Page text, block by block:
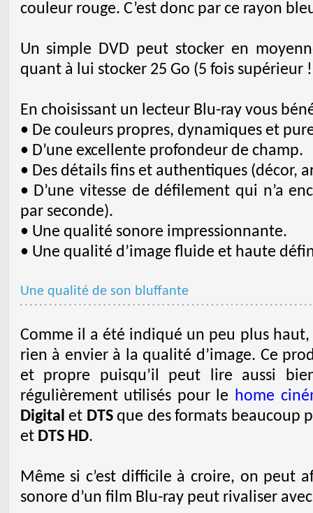
couleur rouge. C’est donc par ce rayon
Un simple DVD peut stocker en
quant à lui stocker 25 Go (5 fois supérieur
En choisissant un lecteur Blu-ray vous
• De couleurs propres, dynamiques et
• D’une excellente profondeur de champ.
• Des détails fins et authentiques (décor,
• D’une vitesse de défilement qui n’a
par seconde).
• Une qualité sonore impressionnante.
• Une qualité d’image fluide et haute
Une qualité de son bluffante
Comme il a été indiqué un peu plus
rien à envier à la qualité d’image. Ce
et propre puisqu’il peut lire aussi
régulièrement utilisés pour le home
Digital et DTSque des formats beaucoup
et DTS HD.
Même si c’est difficile à croire, on peut
sonore d’un film Blu-ray peut rivaliser